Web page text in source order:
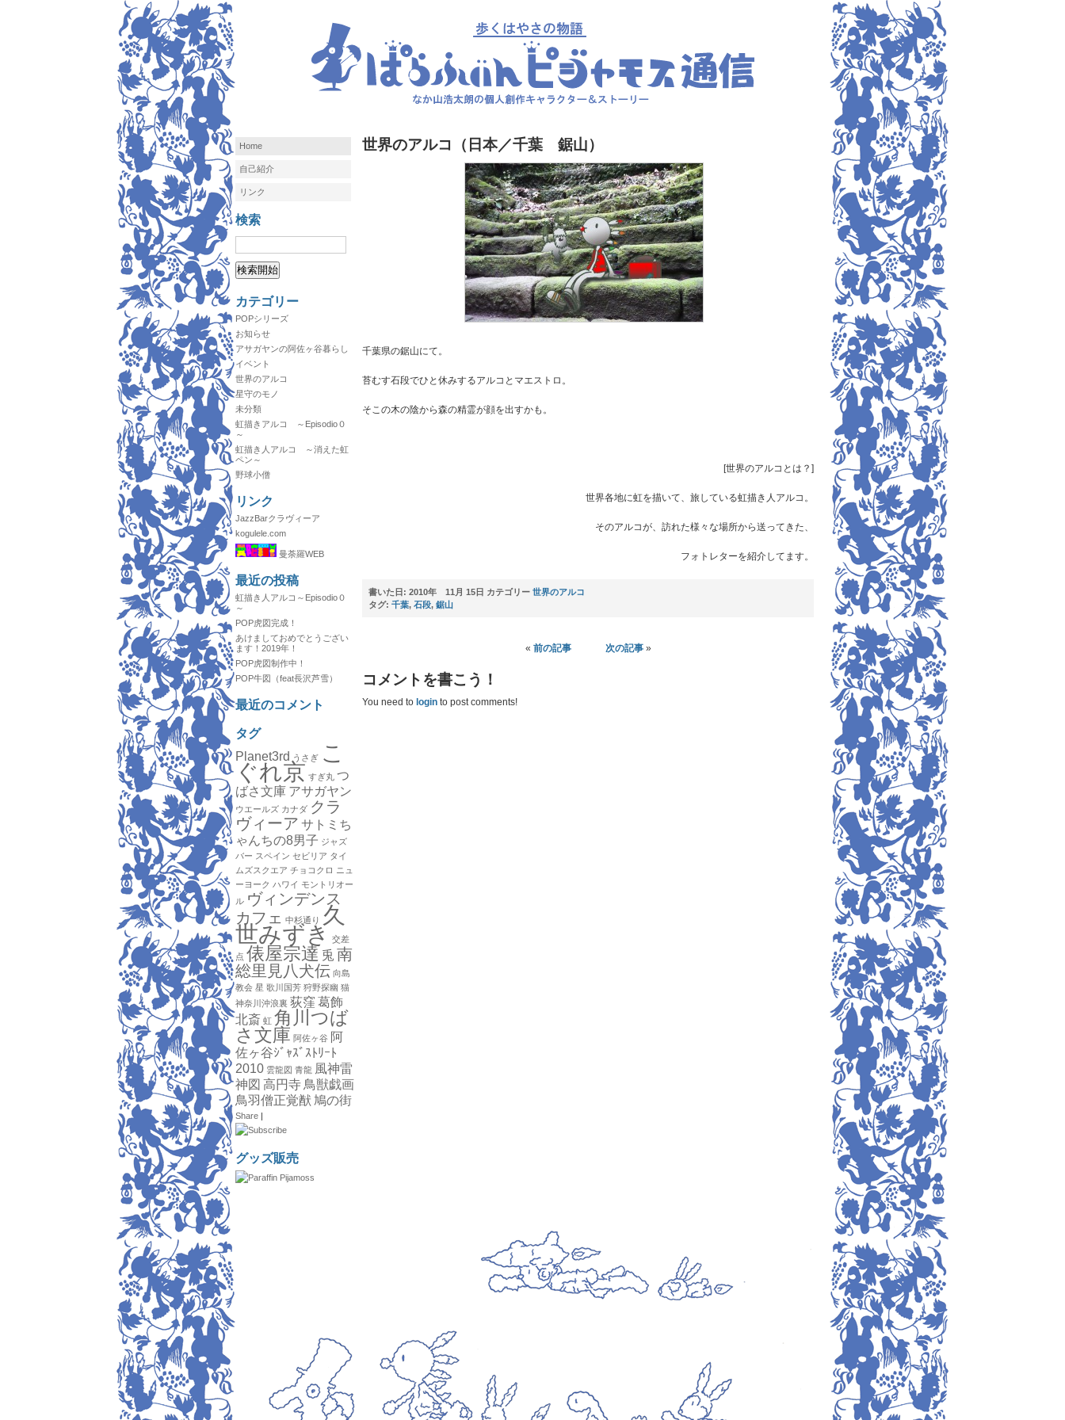
Home
自己紹介
リンク
検索
カテゴリー
POPシリーズ
お知らせ
アサガヤンの阿佐ヶ谷暮らし
イベント
世界のアルコ
星守のモノ
未分類
虹描きアルコ ～Episodio０
～
虹描き人アルコ ～消えた虹
ペン～
野球小僧
リンク
JazzBarクラヴィーア
kogulele.com
曼荼羅WEB
最近の投稿
虹描き人アルコ～Episodio０
～
POP虎図完成！
あけましておめでとうござい
ます！2019年！
POP虎図制作中！
POP牛図（feat長沢芦雪）
最近のコメント
タグ
Planet3rd うさぎ こ
ぐれ京 すぎ丸 つ
ばさ文庫 アサガヤン
ウエールズ カナダ クラ
ヴィーア サトミち
ゃんちの8男子 ジャズ
バー スペイン セビリア タイ
ムズスクエア チョコクロ ニュ
ーヨーク ハワイ モントリオー
ル ヴィンデンス
カフェ 中杉通り 久
世みずき 交差
点 俵屋宗達 兎 南
総里見八犬伝 向島
教会 星 歌川国芳 狩野探幽 猫
神奈川沖浪裏 荻窪 葛飾
北斎 虹 角川つば
さ文庫 阿佐ヶ谷 阿
佐ヶ谷ｼﾞｬｽﾞｽﾄﾘｰﾄ
2010 雲龍図 青龍 風神雷
神図 高円寺 鳥獣戯画
鳥羽僧正覚猷鳩の街
Share |
グッズ販売
世界のアルコ（日本／千葉 鋸山）
千葉県の鋸山にて。
苔むす石段でひと休みするアルコとマエストロ。
そこの木の陰から森の精霊が顔を出すかも。
[世界のアルコとは？]
世界各地に虹を描いて、旅している虹描き人アルコ。
そのアルコが、訪れた様々な場所から送ってきた、
フォトレターを紹介してます。
書いた日: 2010年 11月 15日 カテゴリー 世界のアルコ
タグ: 千葉, 石段, 鋸山
« 前の記事 次の記事»
コメントを書こう！
You need to login to post comments!